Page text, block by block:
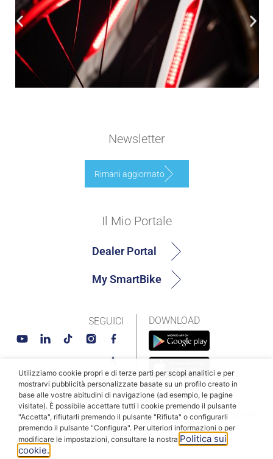
Newsletter
Rimani aggiornato
DOWNLOAD
Il Mio Portale
Dealer Portal
My SmartBike
SEGUICI
© MAHLE SmartBike Systems 2026Termini e condizioni
Informativa sulla privacyPolitica dei cookie
Utilizziamo cookie propri e di terze parti per scopi analitici e per
mostrarvi pubblicità personalizzate basate su un profilo creato in
base alle vostre abitudini di navigazione (ad esempio, le pagine
visitate). È possibile accettare tutti i cookie premendo il pulsante
"Accetta", rifiutarli premendo il pulsante "Rifiuta" o configurarli
premendo il pulsante "Configura". Per ulteriori informazioni o per
modificare le impostazioni, consultare la nostra Politica sui
cookie.